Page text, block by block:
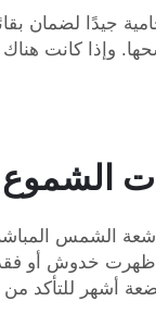
جيدًا لضمان
وإذا كانت هناك
أشعة الشمس
أشهر للتأكد